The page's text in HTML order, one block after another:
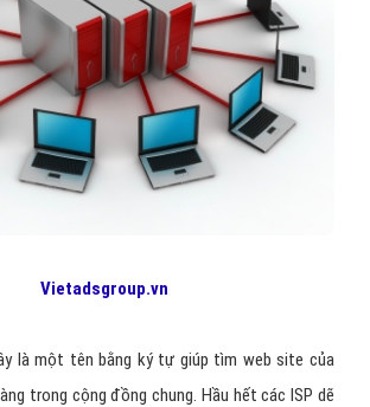
Vietadsgroup.vn
là một tên bằng ký tự giúp tìm web site của
trong cộng đồng chung. Hầu hết các ISP dẽ